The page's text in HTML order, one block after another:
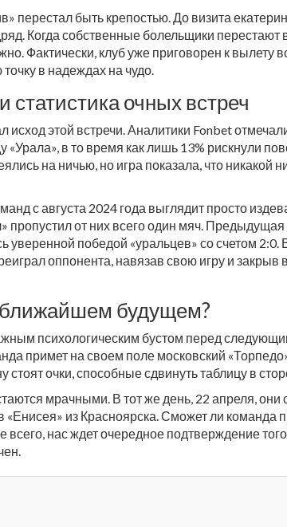
перестал быть крепостью. До визита
Когда собственные болельщики перестают
Фактически, клуб уже приговорен к вылету
в надеждах на чудо.
статистика очных встреч
исход этой встречи. Аналитики Fonbet
«Урала», в то время как лишь 13% рискнули
на ничью, но игра показала, что никакой
с августа 2024 года выглядит просто
пропустил от них всего один мяч. Предыдущая
уверенной победой «уральцев» со счетом 2:0.
оппонента, навязав свою игру и закрыв
будущем?
психологическим бустом перед
примет на своем поле московский
стоят очки, способные сдвинуть таблицу в
мрачными. В тот же день, 22 апреля, они
«Енисея» из Красноярска. Сможет ли команда
нас ждет очередное подтверждение